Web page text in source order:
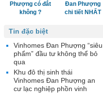
Phượng có đắt
không ?
Đan Phượng
chi tiết NHẤT
Tin đặc biệt
Vinhomes Đan Phượng “siêu
phẩm” đầu tư không thể bỏ
qua
Khu đô thị sinh thái
Vinhomes Đan Phượng an
cư lạc nghiệp phồn vinh